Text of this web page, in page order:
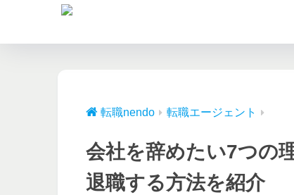
転職nendo 転職エージェント
会社を辞めたい7つの
退職する方法を紹介